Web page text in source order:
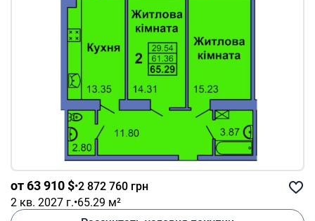
от 63 910 $•2 872 760 грн
2 кв. 2027 г.•65.29 м²